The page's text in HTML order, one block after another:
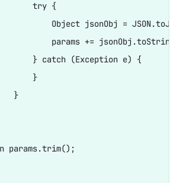
try {
Object jsonObj =
params +=
} catch (Exception e) {
}
}
params.trim();